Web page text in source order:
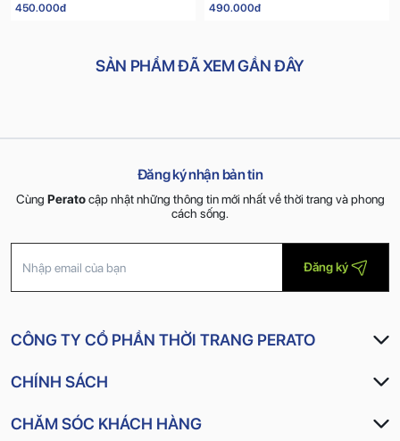
450.000đ 490.000đ
SẢN PHẨM ĐÃ XEM GẦN ĐÂY
Đăng ký nhận bản tin
Cùng Peratocập nhật những thông tin mới nhất về thời trang và phong
cách sống.
Đăng ký
CÔNG TY CỔ PHẦN THỜI TRANG PERATO
CHÍNH SÁCH
CHĂM SÓC KHÁCH HÀNG